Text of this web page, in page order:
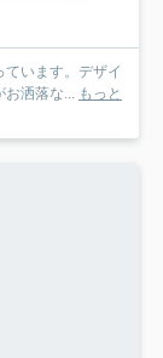
います。デザイ
お洒落な... もっと